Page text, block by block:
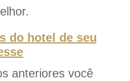
do hotel de seu
anteriores você